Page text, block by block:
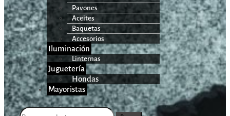
Pavones
Aceites
Baquetas
Accesorios
Iluminación
Linternas
Juguetería
Hondas
Mayoristas